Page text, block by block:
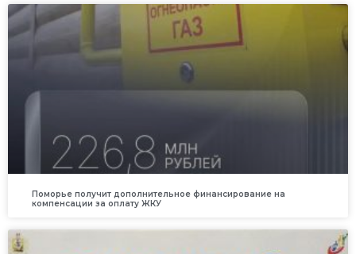
Поморье получит дополнительное финансирование на
компенсации за оплату ЖКУ